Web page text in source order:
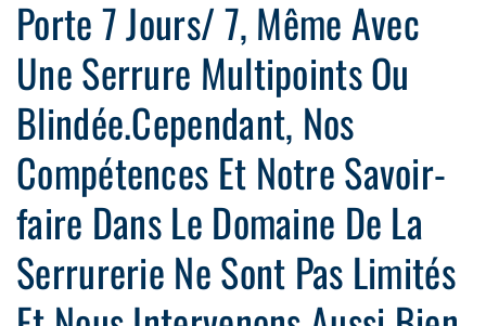
Porte 7 Jours/ 7, Même Avec
Une Serrure Multipoints Ou
Blindée.Cependant, Nos
Compétences Et Notre Savoir-
faire Dans Le Domaine De La
Serrurerie Ne Sont Pas Limités